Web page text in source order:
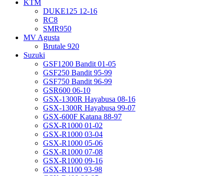
KTM
DUKE125 12-16
RC8
SMR950
MV Agusta
Brutale 920
Suzuki
GSF1200 Bandit 01-05
GSF250 Bandit 95-99
GSF750 Bandit 96-99
GSR600 06-10
GSX-1300R Hayabusa 08-16
GSX-1300R Hayabusa 99-07
GSX-600F Katana 88-97
GSX-R1000 01-02
GSX-R1000 03-04
GSX-R1000 05-06
GSX-R1000 07-08
GSX-R1000 09-16
GSX-R1100 93-98